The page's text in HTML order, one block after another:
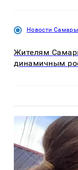
Новости Самары
Жителям
динамичным